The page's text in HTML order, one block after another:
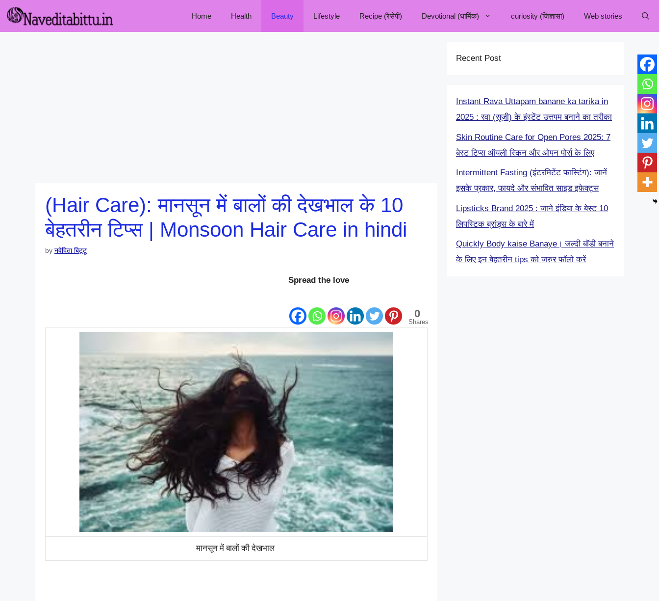
Skip
Home Health Beauty Lifestyle Recipe (रेसेपी) Devotional (धार्मिक) curiosity (जिज्ञासा) Web stories
(Hair Care): मानसून में बालों की देखभाल के 10
बेहतरीन टिप्स | Monsoon Hair Care in hindi
by नवेदिता बिट्टू
Spread the love
0
Shares
मानसून में बालों की देखभाल
Recent Post
Instant Rava Uttapam banane ka tarika in
2025 : रवा (सूजी) के इंस्टेंट उत्तपम बनाने का तरीका
Skin Routine Care for Open Pores 2025: 7
बेस्ट टिप्स ऑयली स्किन और ओपन पोर्स के लिए
Intermittent Fasting (इंटरमिटेंट फास्टिंग): जानें
इसके प्रकार, फायदे और संभावित साइड इफेक्ट्स
Lipsticks Brand 2025 : जाने इंडिया के बेस्ट 10
लिपस्टिक ब्रांड्स के बारे में
Quickly Body kaise Banaye। जल्दी बॉडी बनाने
के लिए इन बेहतरीन tips को जरुर फॉलो करें